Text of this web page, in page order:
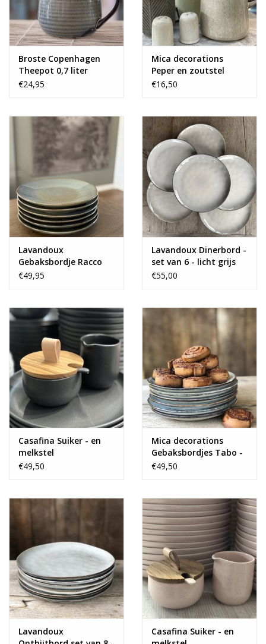
Broste Copenhagen
Theepot 0,7 liter
€24,95
Mica decorations
Peper en zoutstel
Racco - beige
€16,50
Lavandoux
Gebaksbordje Racco
groen - set van 6
€49,95
Lavandoux Dinerbord -
set van 6 - licht grijs
€55,00
Casafina Suiker - en
melkstel
€49,50
Mica decorations
Gebaksbordjes Tabo -
18 cm - set van 6
€49,50
Lavandoux
Casafina Suiker - en